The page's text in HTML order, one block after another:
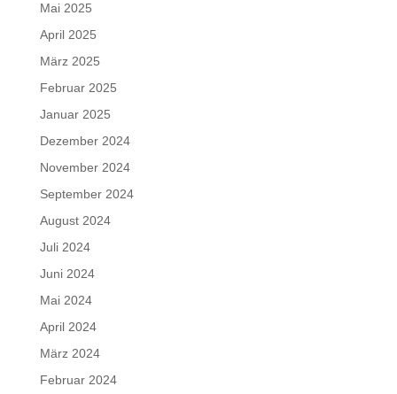
Mai 2025
April 2025
März 2025
Februar 2025
Januar 2025
Dezember 2024
November 2024
September 2024
August 2024
Juli 2024
Juni 2024
Mai 2024
April 2024
März 2024
Februar 2024